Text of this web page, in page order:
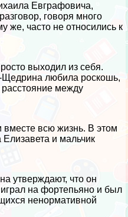
Евграфовича,
говоря много
же, часто не относились к
выходил из себя.
Щедрина любила роскошь,
между
вместе всю жизнь. В этом
Елизавета и мальчик
утверждают, что он
на фортепьяно и был
ненормативной